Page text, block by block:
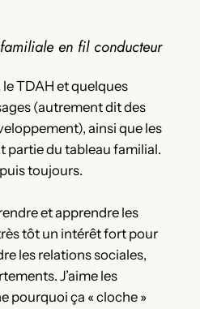
en fil conducteur
le TDAH et quelques
(autrement dit des
ainsi que les
partie du tableau familial.
toujours.
et apprendre les
tôt un intérêt fort pour
les relations sociales,
J’aime les
pourquoi ça « cloche »